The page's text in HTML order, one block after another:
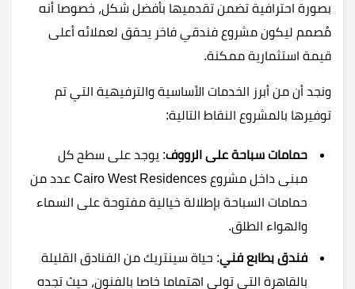
بصورة احترافية تضمن تقدميها بأفضل شكل، خصوصا أنه
مُصمم ليكون مشروع فندقي فاخر يحقق لعملائه أعلى
قيمة استثمارية ممكنة.
ونجد أن من أبرز الخدمات الأساسية والترفيهية التي تم
توفيرها بالمشروع النقاط التالية:
حمامات سباحة على الرووف: يوجد على سطح كل
مبنى داخل مشروع Cairo West Residences عدد من
حمامات السباحة بإطلالة خيالية مفتوحة على السماء
والهواء الطلق.
فندق بطابع فني: حياة سينتريك من الفنادق القليلة
بالقاهرة التي تولي اهتماما خاصا بالفنون، حيث تجده